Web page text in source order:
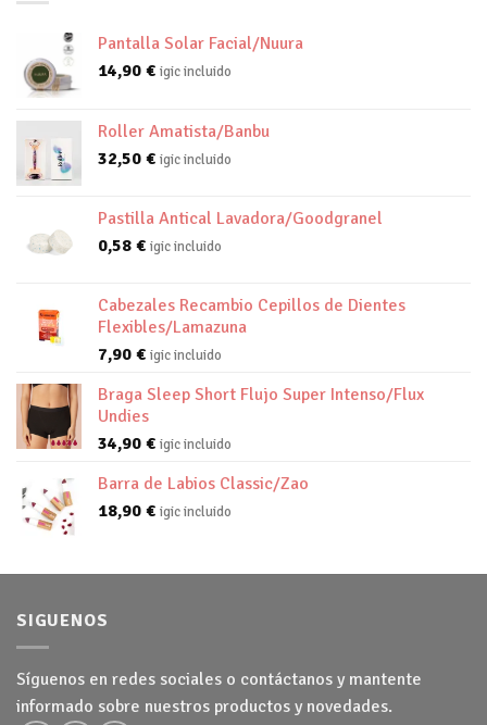
Pantalla Solar Facial/Nuura
14,90 € igic incluido
Roller Amatista/Banbu
32,50 € igic incluido
Pastilla Antical Lavadora/Goodgranel
0,58 € igic incluido
Cabezales Recambio Cepillos de Dientes
Flexibles/Lamazuna
7,90 € igic incluido
Braga Sleep Short Flujo Super Intenso/Flux
Undies
34,90 € igic incluido
Barra de Labios Classic/Zao
18,90 € igic incluido
SIGUENOS
Síguenos en redes sociales o contáctanos y mantente
informado sobre nuestros productos y novedades.